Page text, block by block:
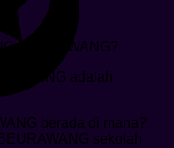
BEURAWANG?
adalah
berada di mana?
sekolah